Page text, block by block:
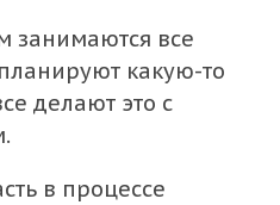
занимаются все
какую-то
делают это с
в процессе